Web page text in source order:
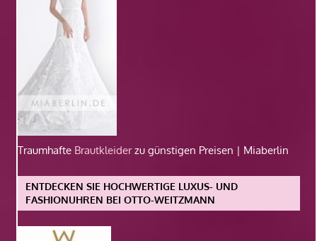
Traumhafte Brautkleiderzu günstigen Preisen | Miaberlin
ENTDECKEN SIE HOCHWERTIGE LUXUS- UND
FASHIONUHREN BEI OTTO-WEITZMANN